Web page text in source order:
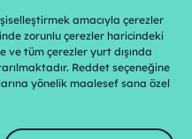
amacıyla çerezler
zorunlu çerezler haricindeki
tüm çerezler yurt dışında
Reddet seçeneğine
yönelik maalesef sana özel